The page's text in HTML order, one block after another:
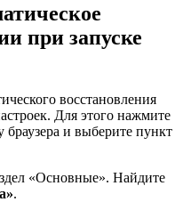
при запуске
восстановления
Для этого нажмите
и выберите пункт
«Основные». Найдите
.